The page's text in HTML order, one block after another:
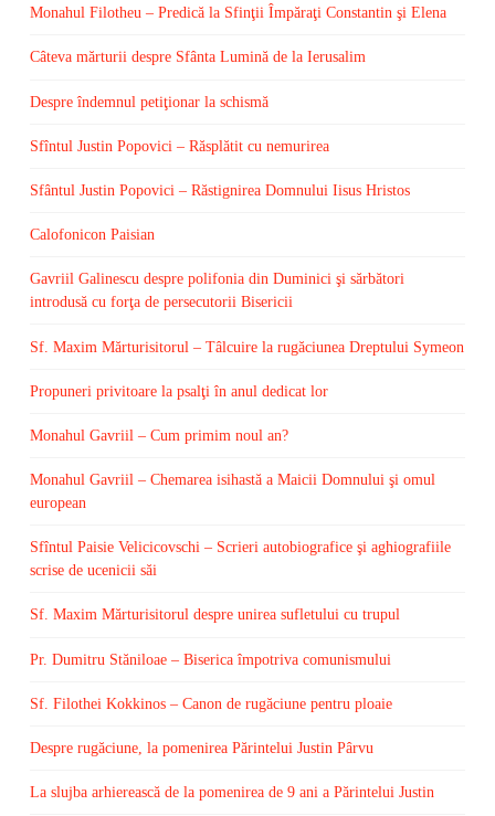
Monahul Filotheu – Predică la Sfinţii Împăraţi Constantin şi Elena
Câteva mărturii despre Sfânta Lumină de la Ierusalim
Despre îndemnul petiţionar la schismă
Sfîntul Justin Popovici – Răsplătit cu nemurirea
Sfântul Justin Popovici – Răstignirea Domnului Iisus Hristos
Calofonicon Paisian
Gavriil Galinescu despre polifonia din Duminici şi sărbători
introdusă cu forţa de persecutorii Bisericii
Sf. Maxim Mărturisitorul – Tâlcuire la rugăciunea Dreptului Symeon
Propuneri privitoare la psalţi în anul dedicat lor
Monahul Gavriil – Cum primim noul an?
Monahul Gavriil – Chemarea isihastă a Maicii Domnului şi omul
european
Sfîntul Paisie Velicicovschi – Scrieri autobiografice şi aghiografiile
scrise de ucenicii săi
Sf. Maxim Mărturisitorul despre unirea sufletului cu trupul
Pr. Dumitru Stăniloae – Biserica împotriva comunismului
Sf. Filothei Kokkinos – Canon de rugăciune pentru ploaie
Despre rugăciune, la pomenirea Părintelui Justin Pârvu
La slujba arhierească de la pomenirea de 9 ani a Părintelui Justin